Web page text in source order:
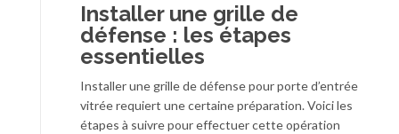
Installer une grille de
défense : les étapes
essentielles
Installer une grille de défense pour porte d’entrée
vitrée requiert une certaine préparation. Voici les
étapes à suivre pour effectuer cette opération